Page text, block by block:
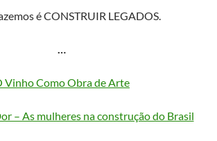
é CONSTRUIR LEGADOS.
Vinho Como Obra de Arte
– As mulheres na construção do Brasil